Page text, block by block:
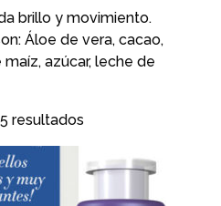
brillo y movimiento.
Áloe de vera, cacao,
azúcar, leche de
resultados